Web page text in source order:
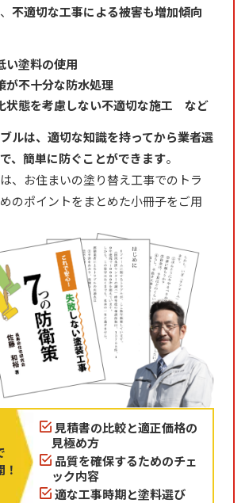
不適切な工事による被害も増加傾向
い塗料の使用
が不十分な防水処理
状態を考慮しない不適切な施工 など
ルは、適切な知識を持ってから業者選
、簡単に防ぐことができます。
、お住まいの塗り替え工事でのトラ
のポイントをまとめた小冊子をご用
見積書の比較と適正価格の
見極め方
品質を確保するためのチェ
ック内容
適な工事時期と塗料選び